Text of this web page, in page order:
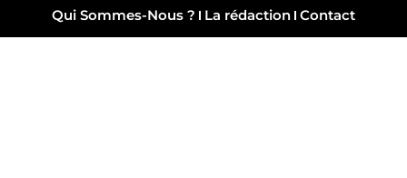
Qui Sommes-Nous ?
La rédaction Contact